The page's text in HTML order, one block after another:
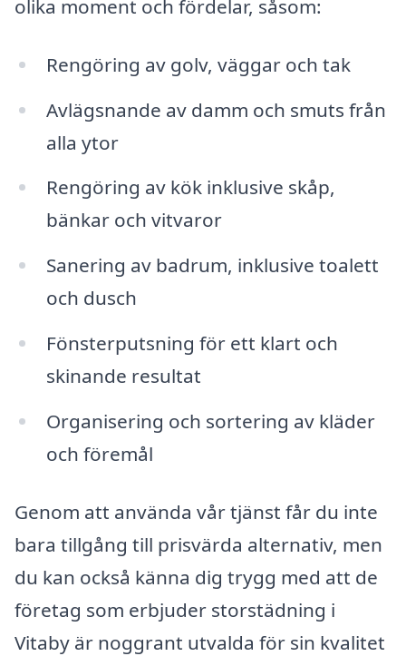
olika moment och fördelar, såsom:
Rengöring av golv, väggar och tak
Avlägsnande av damm och smuts från
alla ytor
Rengöring av kök inklusive skåp,
bänkar och vitvaror
Sanering av badrum, inklusive toalett
och dusch
Fönsterputsning för ett klart och
skinande resultat
Organisering och sortering av kläder
och föremål
Genom att använda vår tjänst får du inte
bara tillgång till prisvärda alternativ, men
du kan också känna dig trygg med att de
företag som erbjuder storstädning i
Vitaby är noggrant utvalda för sin kvalitet